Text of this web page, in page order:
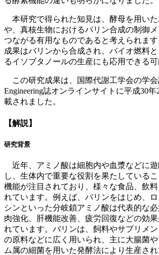
本研究で得られた知見は、酵母を用い
や、真核生物におけるバリン合成の制御
つながる有用なものであると考えられま
成果はバリンから合成され、バイオ燃料
るイソブタノールの生産にも応用できる可
この研究成果は、国際代謝工学会の学会
Engineering誌オンラインサイトに平成30
載されました。
【解説】
研究背景
近年、アミノ酸は細胞内や血漿などに
し、生体内で重要な役割を果たしている
機能が注目されており、様々な食品、飲
れています。例えば、バリンをはじめ、
シンといった分岐鎖アミノ酸は代表的な
肉強化、肝機能改善、疲労回復などの効
れています。バリンは、飼料やサプリメ
の原料などに広く用いられ、主に大腸菌
ム属の細菌を用いた発酵法により生産さ